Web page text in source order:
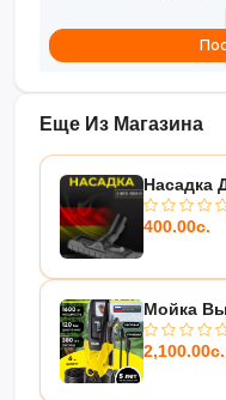
Еще Из Магазина
Насадка
400.00с.
Мойка
2,100.00с.